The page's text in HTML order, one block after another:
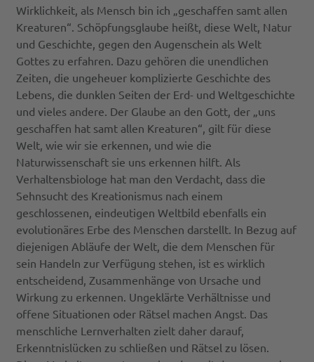
Wirklichkeit, als Mensch bin ich „geschaffen samt allen
Kreaturen“. Schöpfungsglaube heißt, diese Welt, Natur
und Geschichte, gegen den Augenschein als Welt
Gottes zu erfahren. Dazu gehören die unendlichen
Zeiten, die ungeheuer komplizierte Geschichte des
Lebens, die dunklen Seiten der Erd- und Weltgeschichte
und vieles andere. Der Glaube an den Gott, der „uns
geschaffen hat samt allen Kreaturen“, gilt für diese
Welt, wie wir sie erkennen, und wie die
Naturwissenschaft sie uns erkennen hilft. Als
Verhaltensbiologe hat man den Verdacht, dass die
Sehnsucht des Kreationismus nach einem
geschlossenen, eindeutigen Weltbild ebenfalls ein
evolutionäres Erbe des Menschen darstellt. In Bezug auf
diejenigen Abläufe der Welt, die dem Menschen für
sein Handeln zur Verfügung stehen, ist es wirklich
entscheidend, Zusammenhänge von Ursache und
Wirkung zu erkennen. Ungeklärte Verhältnisse und
offene Situationen oder Rätsel machen Angst. Das
menschliche Lernverhalten zielt daher darauf,
Erkenntnislücken zu schließen und Rätsel zu lösen.